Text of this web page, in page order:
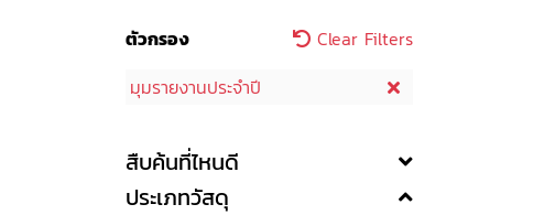
ตัวกรอง
Clear Filters
มุมรายงานประจำปี
สืบค้นที่ไหนดี
ประเภทวัสดุ